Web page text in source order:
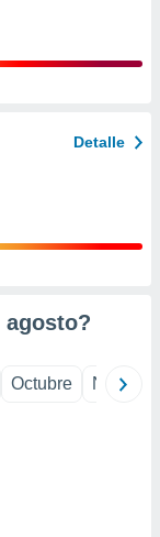
Detalle
agosto?
Octubre